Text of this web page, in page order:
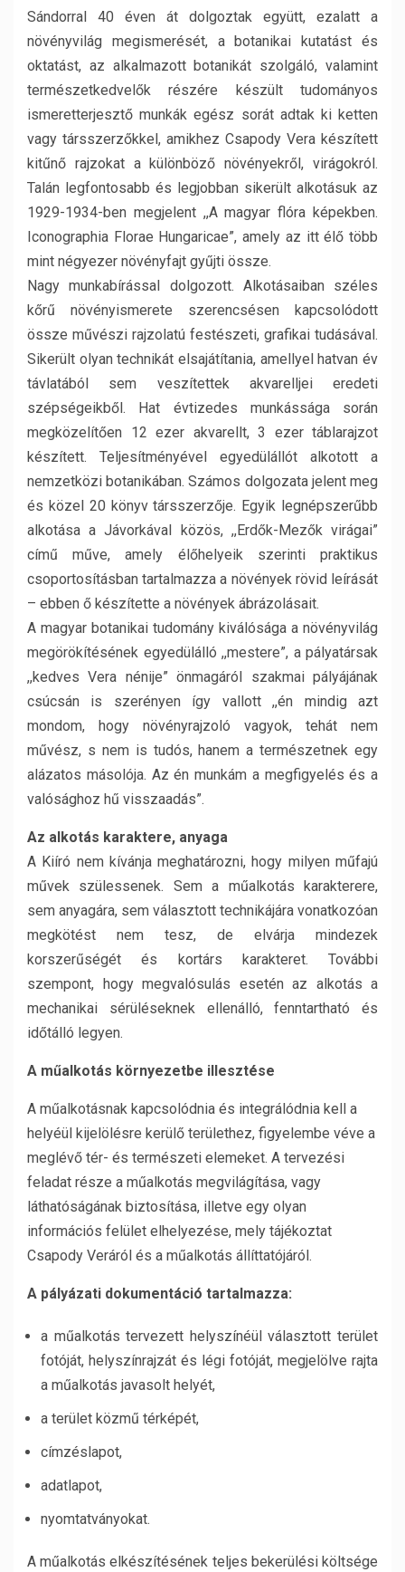
Sándorral 40 éven át dolgoztak együtt, ezalatt a
növényvilág megismerését, a botanikai kutatást és
oktatást, az alkalmazott botanikát szolgáló, valamint
természetkedvelők részére készült tudományos
ismeretterjesztő munkák egész sorát adtak ki ketten
vagy társszerzőkkel, amikhez Csapody Vera készített
kitűnő rajzokat a különböző növényekről, virágokról.
Talán legfontosabb és legjobban sikerült alkotásuk az
1929-1934-ben megjelent ,,A magyar flóra képekben.
Iconographia Florae Hungaricae”, amely az itt élő több
mint négyezer növényfajt gyűjti össze.
Nagy munkabírással dolgozott. Alkotásaiban széles
kőrű növényismerete szerencsésen kapcsolódott
össze művészi rajzolatú festészeti, grafikai tudásával.
Sikerült olyan technikát elsajátítania, amellyel hatvan év
távlatából sem veszítettek akvarelljei eredeti
szépségeikből. Hat évtizedes munkássága során
megközelítően 12 ezer akvarellt, 3 ezer táblarajzot
készített. Teljesítményével egyedülállót alkotott a
nemzetközi botanikában. Számos dolgozata jelent meg
és közel 20 könyv társszerzője. Egyik legnépszerűbb
alkotása a Jávorkával közös, ,,Erdők-Mezők virágai”
című műve, amely élőhelyeik szerinti praktikus
csoportosításban tartalmazza a növények rövid leírását
– ebben ő készítette a növények ábrázolásait.
A magyar botanikai tudomány kiválósága a növényvilág
megörökítésének egyedülálló ,,mestere”, a pályatársak
,,kedves Vera nénije” önmagáról szakmai pályájának
csúcsán is szerényen így vallott ,,én mindig azt
mondom, hogy növényrajzoló vagyok, tehát nem
művész, s nem is tudós, hanem a természetnek egy
alázatos másolója. Az én munkám a megfigyelés és a
valósághoz hű visszaadás”.
Az alkotás karaktere, anyaga
A Kiíró nem kívánja meghatározni, hogy milyen műfajú
művek szülessenek. Sem a műalkotás karakterere,
sem anyagára, sem választott technikájára vonatkozóan
megkötést nem tesz, de elvárja mindezek
korszerűségét és kortárs karakteret. További
szempont, hogy megvalósulás esetén az alkotás a
mechanikai sérüléseknek ellenálló, fenntartható és
időtálló legyen.
A műalkotás környezetbe illesztése
A műalkotásnak kapcsolódnia és integrálódnia kell a
helyéül kijelölésre kerülő területhez, figyelembe véve a
meglévő tér- és természeti elemeket. A tervezési
feladat része a műalkotás megvilágítása, vagy
láthatóságának biztosítása, illetve egy olyan
információs felület elhelyezése, mely tájékoztat
Csapody Veráról és a műalkotás állíttatójáról.
A pályázati dokumentáció tartalmazza:
a műalkotás tervezett helyszínéül választott terület
fotóját, helyszínrajzát és légi fotóját, megjelölve rajta
a műalkotás javasolt helyét,
a terület közmű térképét,
címzéslapot,
adatlapot,
nyomtatványokat.
A műalkotás elkészítésének teljes bekerülési költsége